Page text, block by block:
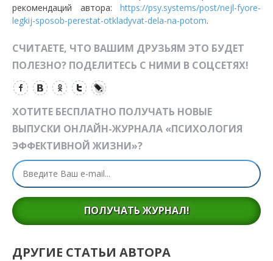
рекомендаций автора: https://psy.systems/post/nejl-fyore-
legkij-sposob-perestat-otkladyvat-dela-na-potom.
СЧИТАЕТЕ, ЧТО ВАШИМ ДРУЗЬЯМ ЭТО БУДЕТ
ПОЛЕЗНО? ПОДЕЛИТЕСЬ С НИМИ В СОЦСЕТЯХ!
ХОТИТЕ БЕСПЛАТНО ПОЛУЧАТЬ НОВЫЕ
ВЫПУСКИ ОНЛАЙН-ЖУРНАЛА «ПСИХОЛОГИЯ
ЭФФЕКТИВНОЙ ЖИЗНИ»?
ПОЛУЧАТЬ ЖУРНАЛ!
ДРУГИЕ СТАТЬИ АВТОРА